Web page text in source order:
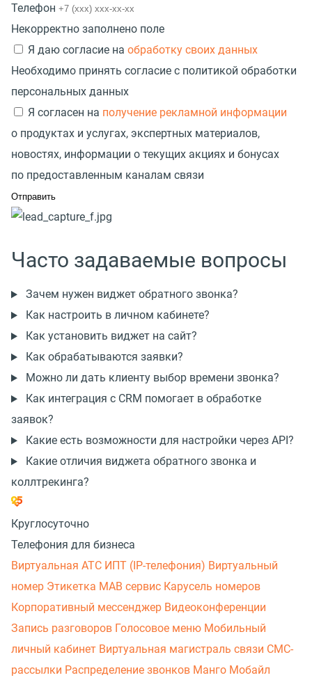
Телефон
Некорректно заполнено поле
Я даю согласие на обработку своих данных
Необходимо принять согласие с политикой обработки
персональных данных
Я согласен на получение рекламной информации
о продуктах и услугах, экспертных материалов,
новостях, информации о текущих акциях и бонусах
по предоставленным каналам связи
Часто задаваемые вопросы
Зачем нужен виджет обратного звонка?
Как настроить в личном кабинете?
Как установить виджет на сайт?
Как обрабатываются заявки?
Можно ли дать клиенту выбор времени звонка?
Как интеграция с CRM помогает в обработке
заявок?
Какие есть возможности для настройки через API?
Какие отличия виджета обратного звонка и
коллтрекинга?
Круглосуточно
Телефония для бизнеса
Виртуальная АТС ИПТ (IP-телефония) Виртуальный
номер Этикетка МАВ сервис Карусель номеров
Корпоративный мессенджер Видеоконференции
Запись разговоров Голосовое меню Мобильный
личный кабинет Виртуальная магистраль связи СМС-
рассылки Распределение звонков Манго Мобайл